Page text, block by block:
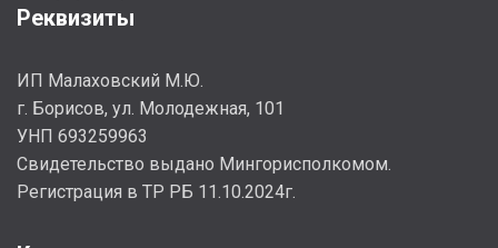
ЕМКОСТЬ, АЧ
Реквизиты
ИП Малаховский М.Ю.
г. Борисов, ул. Молодежная, 101
УНП 693259963
Cвидетельство выдано Мингорисполкомом.
Регистрация в ТР РБ 11.10.2024г.